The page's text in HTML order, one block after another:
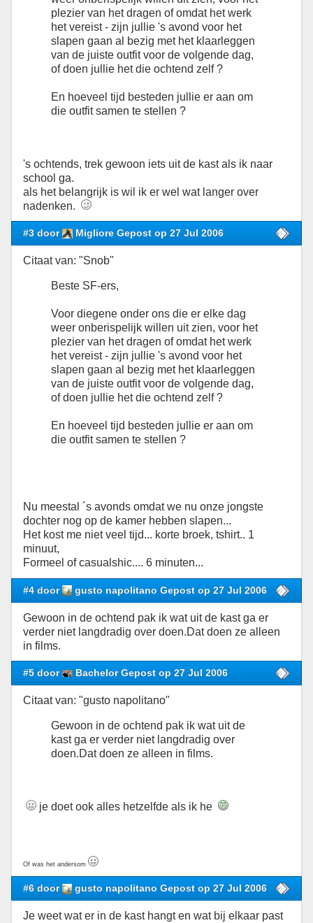
plezier van het dragen of omdat het werk
het vereist - zijn jullie 's avond voor het
slapen gaan al bezig met het klaarleggen
van de juiste outfit voor de volgende dag,
of doen jullie het die ochtend zelf ?
En hoeveel tijd besteden jullie er aan om
die outfit samen te stellen ?
's ochtends, trek gewoon iets uit de kast als ik naar
school ga.
als het belangrijk is wil ik er wel wat langer over
nadenken.
#3 door Migliore Gepost op 27 Jul 2006
Citaat van: "Snob"
Beste SF-ers,
Voor diegene onder ons die er elke dag
weer onberispelijk willen uit zien, voor het
plezier van het dragen of omdat het werk
het vereist - zijn jullie 's avond voor het
slapen gaan al bezig met het klaarleggen
van de juiste outfit voor de volgende dag,
of doen jullie het die ochtend zelf ?
En hoeveel tijd besteden jullie er aan om
die outfit samen te stellen ?
Nu meestal ´s avonds omdat we nu onze jongste
dochter nog op de kamer hebben slapen...
Het kost me niet veel tijd... korte broek, tshirt.. 1
minuut,
Formeel of casualshic.... 6 minuten...
#4 door gusto napolitano Gepost op 27 Jul 2006
Gewoon in de ochtend pak ik wat uit de kast ga er
verder niet langdradig over doen.Dat doen ze alleen
in films.
#5 door Bachelor Gepost op 27 Jul 2006
Citaat van: "gusto napolitano"
Gewoon in de ochtend pak ik wat uit de
kast ga er verder niet langdradig over
doen.Dat doen ze alleen in films.
je doet ook alles hetzelfde als ik he
Of was het andersom
#6 door gusto napolitano Gepost op 27 Jul 2006
Je weet wat er in de kast hangt en wat bij elkaar past